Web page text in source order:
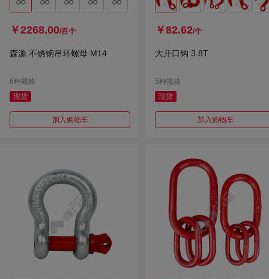
￥2268.00/百个
森源 不锈钢吊环螺母 M14
6种规格
现货
加入购物车
￥82.62/个
大开口钩 3.8T
5种规格
现货
加入购物车